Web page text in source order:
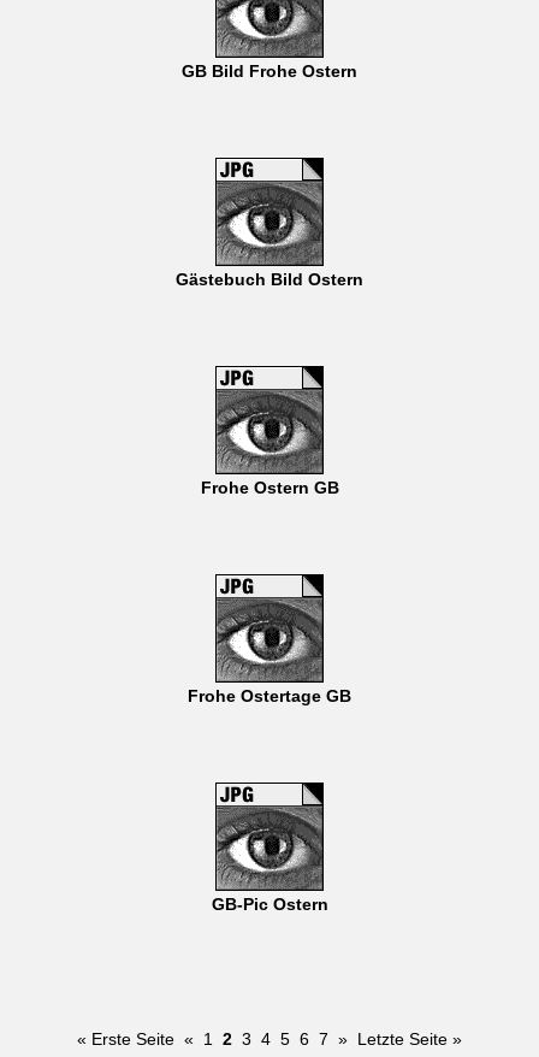
GB Bild Frohe Ostern
Gästebuch Bild Ostern
Frohe Ostern GB
Frohe Ostertage GB
GB-Pic Ostern
« Erste Seite « 1 2 3 4 5 6 7 » Letzte Seite »